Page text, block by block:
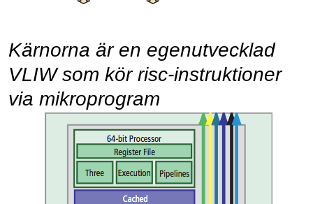
Kärnorna är en egenutvecklad
VLIW som kör risc-instruktioner
via mikroprogram